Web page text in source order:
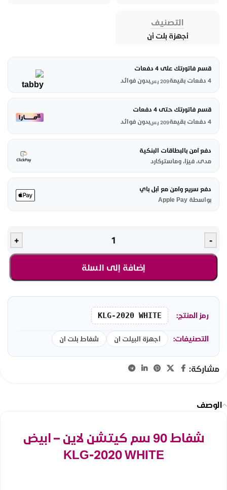
التصنيف
أجهزة بلت أن
قسم فاتورتك على 4 دفعات
4 دفعات بقيمة
209 ر.سبدون فوائد
قسم فاتورتك حتى 4 دفعات
4 دفعات بقيمة
209 ر.سبدون فوائد
دفع آمن بالبطاقات البنكية
مدى، فيزا، وماستركارد
دفع سريع وآمن مع أبل باي
بواسطة Apple Pay
-
+
إضافة إلى السلة
رمز المنتج: KLG-2020 WHITE
التصنيفات: أجهزة البيلت ان شفاط بلت ان
مشاركة:
الوصف
شفاط 90 سم كيتشن لاين – ابيض
KLG-2020 WHITE